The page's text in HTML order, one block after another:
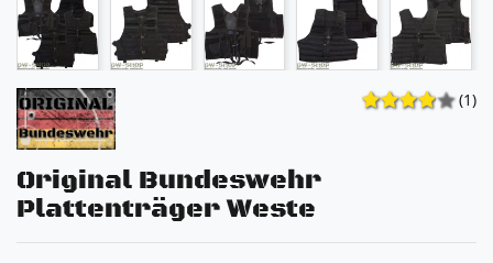
(1)
Original Bundeswehr
Plattenträger Weste